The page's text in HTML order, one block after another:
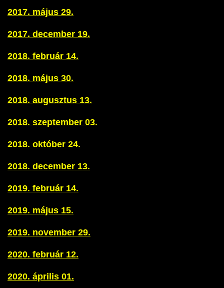
2017. május 29.
2017. december 19.
2018. február 14.
2018. május 30.
2018. augusztus 13.
2018. szeptember 03.
2018. október 24.
2018. december 13.
2019. február 14.
2019. május 15.
2019. november 29.
2020. február 12.
2020. április 01.